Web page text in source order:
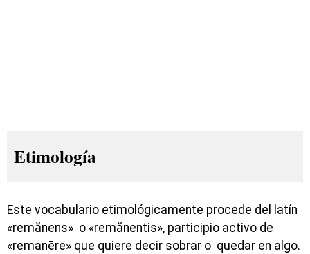
Etimología
Este vocabulario etimológicamente procede del latín
«remănens» o «remănentis», participio activo de
«remanēre» que quiere decir sobrar o quedar en algo.